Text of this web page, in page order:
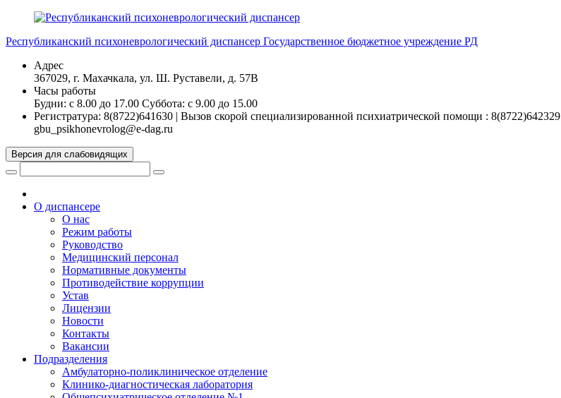
Перейти
содержимому
Республиканский психоневрологический диспансер Государственное бюджетное учреждение РД
Адрес
367029, г. Махачкала, ул. Ш. Руставели, д. 57В
Часы работы
Будни: с 8.00 до 17.00 Суббота: с 9.00 до 15.00
Регистратура: 8(8722)641630 | Вызов скорой специализированной психиатрической помощи : 8(8722)642329
gbu_psikhonevrolog@e-dag.ru
Версия для слабовидящих
О диспансере
О нас
Режим работы
Руководство
Медицинский персонал
Нормативные документы
Противодействие коррупции
Устав
Лицензии
Новости
Контакты
Вакансии
Подразделения
Амбулаторно-поликлиническое отделение
Клинико-диагностическая лаборатория